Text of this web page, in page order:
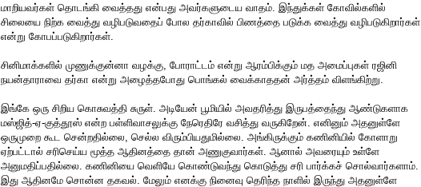
மாறியவர்கள் தொடங்கி வைத்தது என்பது அவர்களுடைய வாதம். இந்துக்கள் கோவில்களில்
சிலையை நிற்க வைத்து வழிபடுவதைப் போல தர்காவில் பிணத்தை படுக்க வைத்து வழிபடுகிறார்கள்
என்று கோபப்படுகிறார்கள்.
சினிமாக்களில் முணுக்குன்னா வழக்கு, போராட்டம் என்று ஆரம்பிக்கும் மத அமைப்புகள் ரஜினி
நயன்தாராவை தர்கா என்று அழைத்தபோது பொங்கல் வைக்காததன் அர்த்தம் விளங்கிற்று.
இங்கே ஒரு சிறிய கொசுவத்தி சுருள். அடியேன் பூமியில் அவதரித்து இருபத்தைந்து ஆண்டுகளாக
மஸ்ஜித்-ஏ-குத்தூஸ் என்ற பள்ளிவாசலுக்கு நேரெதிரே வசித்து வருகிறேன். எனினும் அதனுள்ளே
ஒருமுறை கூட சென்றதில்லை, செல்ல விரும்பியதுமில்லை. அங்கிருக்கும் கணினியில் கோளாறு
ஏற்பட்டால் சரிசெய்ய மூத்த ஆதினத்தை தான் அணுகுவார்கள். ஆனால் அவரையும் உள்ளே
அனுமதிப்பதில்லை. கணினியை வெளியே கொண்டுவந்து கொடுத்து சரி பார்க்கச் சொல்வார்களாம்.
இது ஆதினமே சொன்ன தகவல். மேலும் எனக்கு நினைவு தெரிந்த நாளில் இருந்து அதனுள்ளே